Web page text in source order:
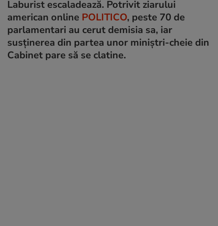
Laburist escaladează. Potrivit ziarului
american online POLITICO, peste 70 de
parlamentari au cerut demisia sa, iar
susținerea din partea unor miniștri-cheie din
Cabinet pare să se clatine.